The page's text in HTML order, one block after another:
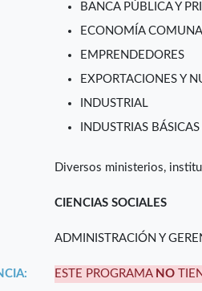
BANCA PÚBLICA Y
ECONOMÍA
EMPRENDEDORES
EXPORTACIONES Y
INDUSTRIAL
INDUSTRIAS
Diversos ministerios,
CIENCIAS SOCIALES
ADMINISTRACIÓN Y
ESTE PROGRAMA NO